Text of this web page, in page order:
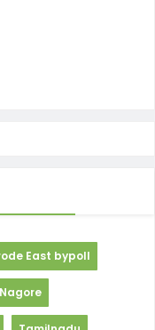
East bypoll
Nagore